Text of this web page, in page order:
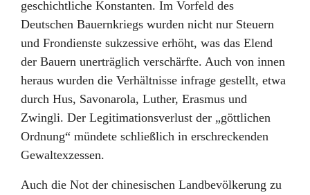
geschichtliche Konstanten. Im Vorfeld des
Deutschen Bauernkriegs wurden nicht nur Steuern
und Frondienste sukzessive erhöht, was das Elend
der Bauern unerträglich verschärfte. Auch von innen
heraus wurden die Verhältnisse infrage gestellt, etwa
durch Hus, Savonarola, Luther, Erasmus und
Zwingli. Der Legitimationsverlust der „göttlichen
Ordnung“ mündete schließlich in erschreckenden
Gewaltexzessen.
Auch die Not der chinesischen Landbevölkerung zu